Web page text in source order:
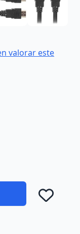
valorar este